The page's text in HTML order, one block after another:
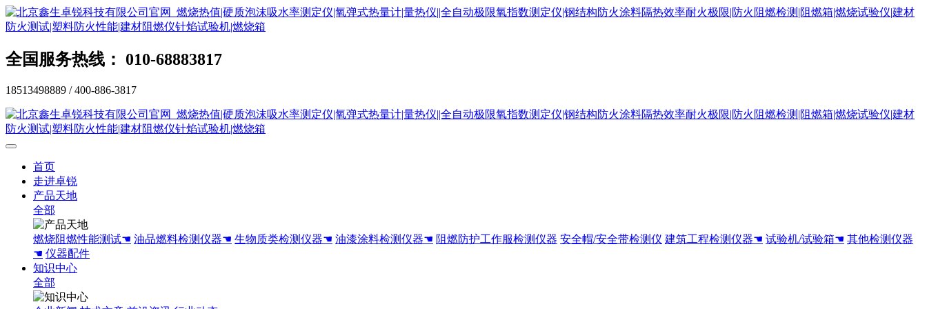
全国服务热线： 010-68883817
18513498889 / 400-886-3817
首页
走进卓锐
产品天地
全部
燃烧阻燃性能测试☚ 油品燃料检测仪器☚ 生物质类检测仪器☚ 油漆涂料检测仪器☚ 阻燃防护工作服检测仪器 安全帽/安全带检测仪 建筑工程检测仪器☚ 试验机/试验箱☚ 其他检测仪器
☚ 仪器配件
知识中心
全部